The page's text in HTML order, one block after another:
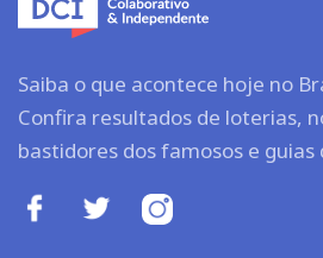
Saiba o que acontece hoje no
Confira resultados de loterias,
bastidores dos famosos e guias